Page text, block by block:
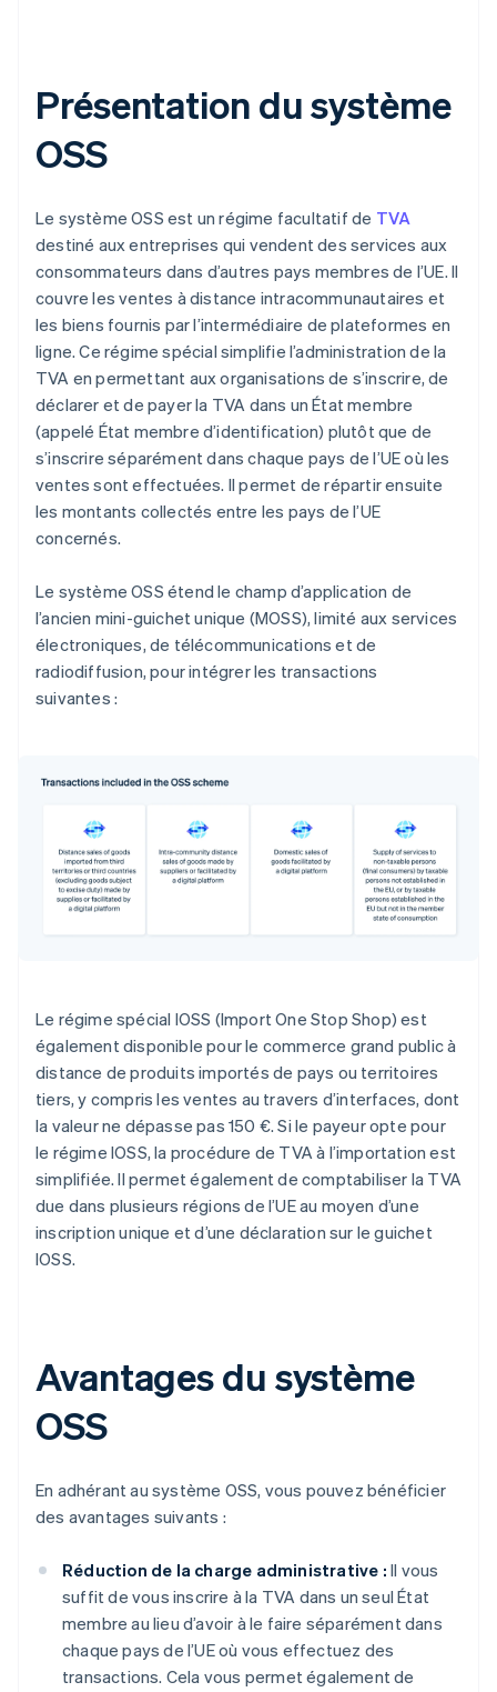
Présentation du système
OSS
Le système OSS est un régime facultatif de TVA
destiné aux entreprises qui vendent des services aux
consommateurs dans d’autres pays membres de l’UE. Il
couvre les ventes à distance intracommunautaires et
les biens fournis par l’intermédiaire de plateformes en
ligne. Ce régime spécial simplifie l’administration de la
TVA en permettant aux organisations de s’inscrire, de
déclarer et de payer la TVA dans un État membre
(appelé État membre d’identification) plutôt que de
s’inscrire séparément dans chaque pays de l’UE où les
ventes sont effectuées. Il permet de répartir ensuite
les montants collectés entre les pays de l’UE
concernés.
Le système OSS étend le champ d’application de
l’ancien mini-guichet unique (MOSS), limité aux services
électroniques, de télécommunications et de
radiodiffusion, pour intégrer les transactions
suivantes :
Le régime spécial IOSS (Import One Stop Shop) est
également disponible pour le commerce grand public à
distance de produits importés de pays ou territoires
tiers, y compris les ventes au travers d’interfaces, dont
la valeur ne dépasse pas 150 €. Si le payeur opte pour
le régime IOSS, la procédure de TVA à l’importation est
simplifiée. Il permet également de comptabiliser la TVA
due dans plusieurs régions de l’UE au moyen d’une
inscription unique et d’une déclaration sur le guichet
IOSS.
Avantages du système
OSS
En adhérant au système OSS, vous pouvez bénéficier
des avantages suivants :
Réduction de la charge administrative : Il vous
suffit de vous inscrire à la TVA dans un seul État
membre au lieu d’avoir à le faire séparément dans
chaque pays de l’UE où vous effectuez des
transactions. Cela vous permet également de